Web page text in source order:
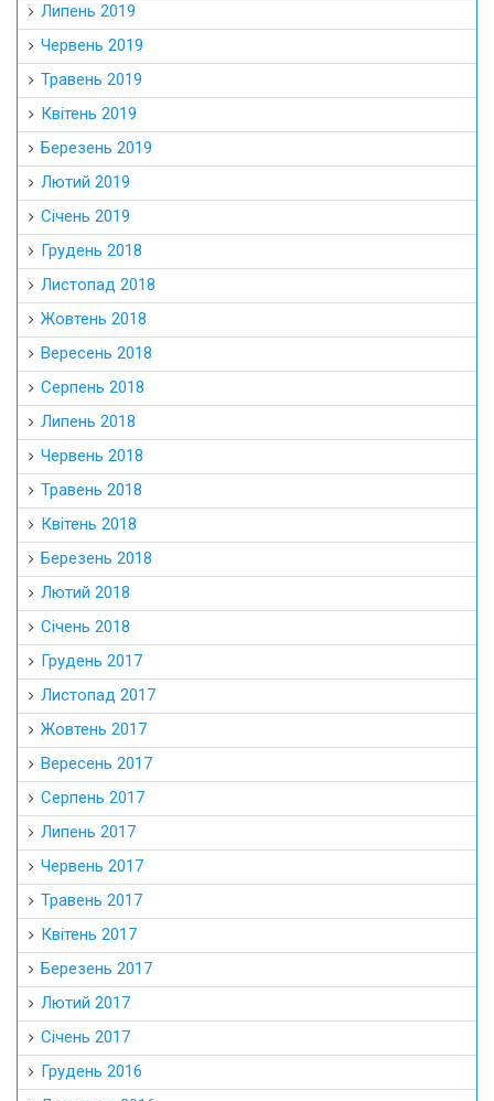
Липень 2019
Червень 2019
Травень 2019
Квітень 2019
Березень 2019
Лютий 2019
Січень 2019
Грудень 2018
Листопад 2018
Жовтень 2018
Вересень 2018
Серпень 2018
Липень 2018
Червень 2018
Травень 2018
Квітень 2018
Березень 2018
Лютий 2018
Січень 2018
Грудень 2017
Листопад 2017
Жовтень 2017
Вересень 2017
Серпень 2017
Липень 2017
Червень 2017
Травень 2017
Квітень 2017
Березень 2017
Лютий 2017
Січень 2017
Грудень 2016